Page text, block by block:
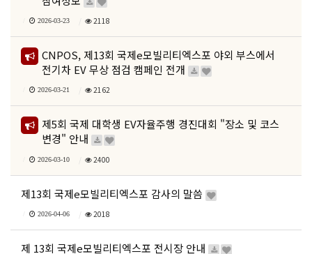
2026-03-23 2118
CNPOS, 제13회 국제e모빌리티엑스포 야외 부스에서
전기차 EV 무상 점검 캠페인 전개
2026-03-21 2162
제5회 국제 대학생 EV자율주행 경진대회 "장소 및 코스
변경" 안내
2026-03-10 2400
제13회 국제e모빌리티엑스포 감사의 말씀
2026-04-06 2018
제 13회 국제e모빌리티엑스포 전시장 안내